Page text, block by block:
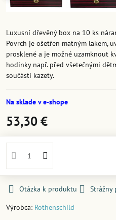
Luxusní dřevěný box na 10 ks
Povrch je ošetřen matným lakem,
prosklené a je možné uzamknout
hodinky např. před všetečnými
součástí kazety.
Na sklade v e-shope
53,30 €
Otázka k produktu Strážny
Výrobca: Rothenschild